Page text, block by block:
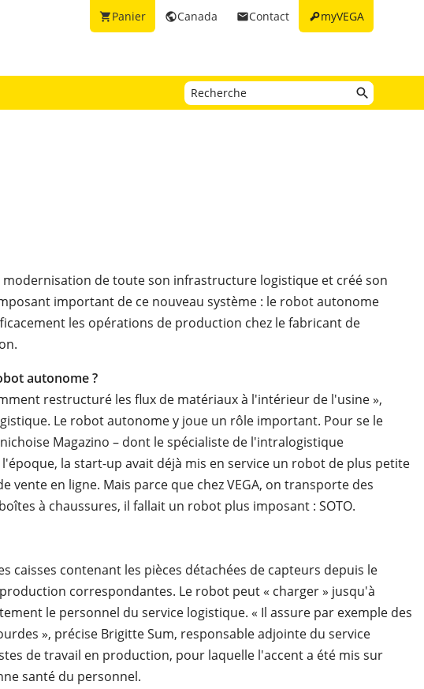
keymyVEGA
emailContact
publicCanada
shopping_cartPanier
modernisation de toute son infrastructure logistique et créé son
important de ce nouveau système : le robot autonome
les opérations de production chez le fabricant de
autonome ?
restructuré les flux de matériaux à l'intérieur de l'usine »,
Le robot autonome y joue un rôle important. Pour se le
Magazino – dont le spécialiste de l'intralogistique
la start-up avait déjà mis en service un robot de plus petite
en ligne. Mais parce que chez VEGA, on transporte des
à chaussures, il fallait un robot plus imposant : SOTO.
caisses contenant les pièces détachées de capteurs depuis le
correspondantes. Le robot peut « charger » jusqu'à
le personnel du service logistique. « Il assure par exemple des
», précise Brigitte Sum, responsable adjointe du service
de travail en production, pour laquelle l'accent a été mis sur
santé du personnel.